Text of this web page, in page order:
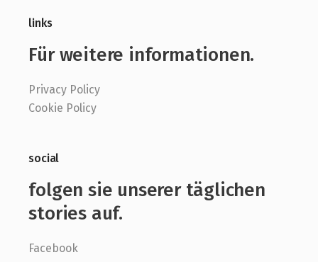
links
Für weitere informationen.
Privacy Policy
Cookie Policy
social
folgen sie unserer täglichen
stories auf.
Facebook